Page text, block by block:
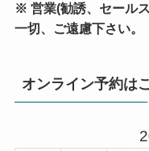
※ 営業(勧誘、セール
一切、ご遠慮下さい。
オンライン予約は